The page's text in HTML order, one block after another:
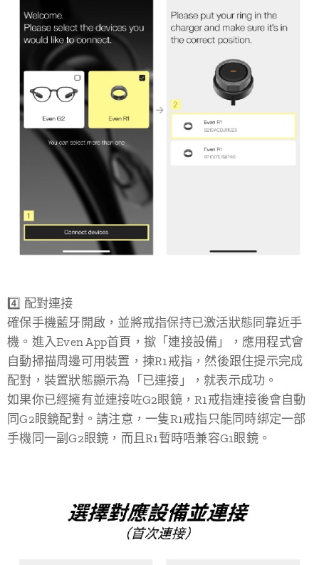
4️⃣ 配對連接
確保手機藍牙開啟，並將戒指保持已激活狀態同靠近手
機。進入Even App首頁，撳「連接設備」，應用程式會
自動掃描周邊可用裝置，揀R1戒指，然後跟住提示完成
配對，裝置狀態顯示為「已連接」，就表示成功。
如果你已經擁有並連接咗G2眼鏡，R1戒指連接後會自動
同G2眼鏡配對。請注意，一隻R1戒指只能同時綁定一部
手機同一副G2眼鏡，而且R1暫時唔兼容G1眼鏡。